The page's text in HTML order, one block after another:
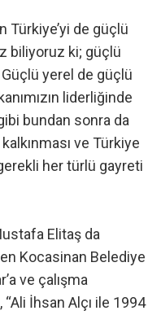
Türkiye’yi de güçlü
biliyoruz ki; güçlü
yerel de güçlü
liderliğinde
bundan sonra da
ve Türkiye
her türlü gayreti
Elitaş da
Kocasinan Belediye
ve çalışma
İhsan Alçı ile 1994